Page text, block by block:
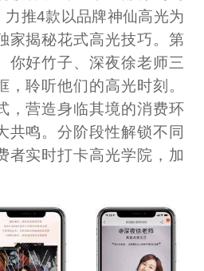
推4款以品牌神仙高光为
家揭秘花式高光技巧。第
你好竹子、深夜徐老师三
，聆听他们的高光时刻。
，营造身临其境的消费环
共鸣。分阶段性解锁不同
者实时打卡高光学院，加